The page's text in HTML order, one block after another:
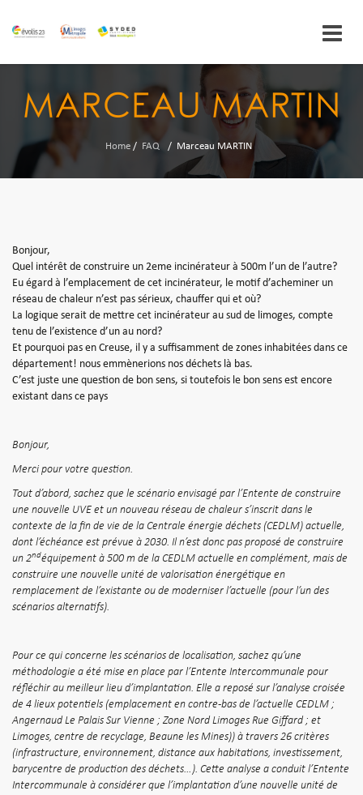
content
MARCEAU MARTIN
Home / FAQ / Marceau MARTIN
Bonjour,
Quel intérêt de construire un 2eme incinérateur à 500m l’un de l’autre?
Eu égard à l’emplacement de cet incinérateur, le motif d’acheminer un
réseau de chaleur n’est pas sérieux, chauffer qui et où?
La logique serait de mettre cet incinérateur au sud de limoges, compte
tenu de l’existence d’un au nord?
Et pourquoi pas en Creuse, il y a suffisamment de zones inhabitées dans ce
département! nous emmènerions nos déchets là bas.
C’est juste une question de bon sens, si toutefois le bon sens est encore
existant dans ce pays
Bonjour,
Merci pour votre question.
Tout d’abord, sachez que le scénario envisagé par l’Entente de construire
une nouvelle UVE et un nouveau réseau de chaleur s’inscrit dans le
contexte de la fin de vie de la Centrale énergie déchets (CEDLM) actuelle,
dont l’échéance est prévue à 2030. Il n’est donc pas proposé de construire
un 2ndéquipement à 500 m de la CEDLM actuelle en complément, mais de
construire une nouvelle unité de valorisation énergétique en
remplacement de l’existante ou de moderniser l’actuelle (pour l’un des
scénarios alternatifs).
Pour ce qui concerne les scénarios de localisation, sachez qu’une
méthodologie a été mise en place par l’Entente Intercommunale pour
réfléchir au meilleur lieu d’implantation. Elle a reposé sur l’analyse croisée
de 4 lieux potentiels (emplacement en contre-bas de l’actuelle CEDLM ;
Angernaud Le Palais Sur Vienne ; Zone Nord Limoges Rue Giffard ; et
Limoges, centre de recyclage, Beaune les Mines)) à travers 26 critères
(infrastructure, environnement, distance aux habitations, investissement,
barycentre de production des déchets…). Cette analyse a conduit l’Entente
Intercommunale à considérer que l’implantation d’une nouvelle unité de